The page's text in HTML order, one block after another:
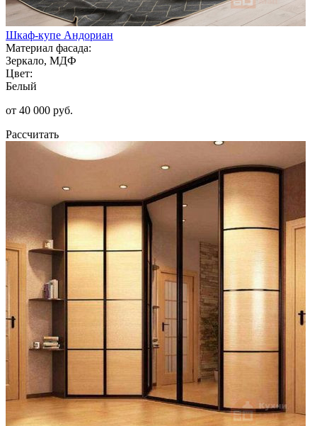
Шкаф-купе Андориан
Материал фасада:
Зеркало, МДФ
Цвет:
Белый
от 40 000 руб.
Рассчитать